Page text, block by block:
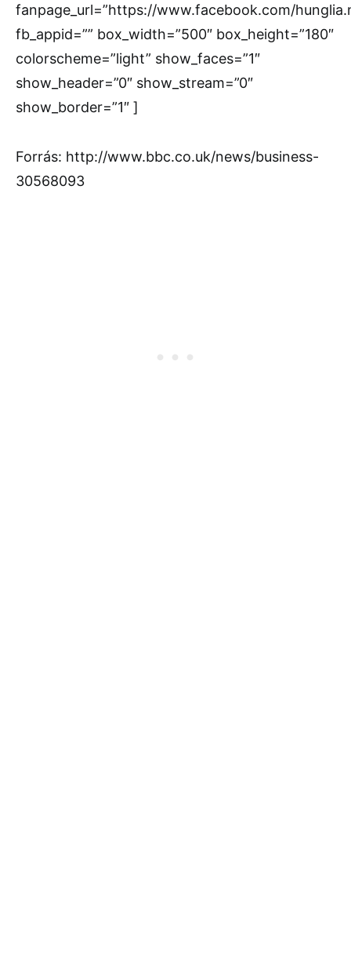
fanpage_url=”https://www.facebook.com/
fb_appid=”” box_width=”500″ box_height=”180″
colorscheme=”light” show_faces=”1″
show_header=”0″ show_stream=”0″
show_border=”1″ ]
Forrás: http://www.bbc.co.uk/news/business-
30568093